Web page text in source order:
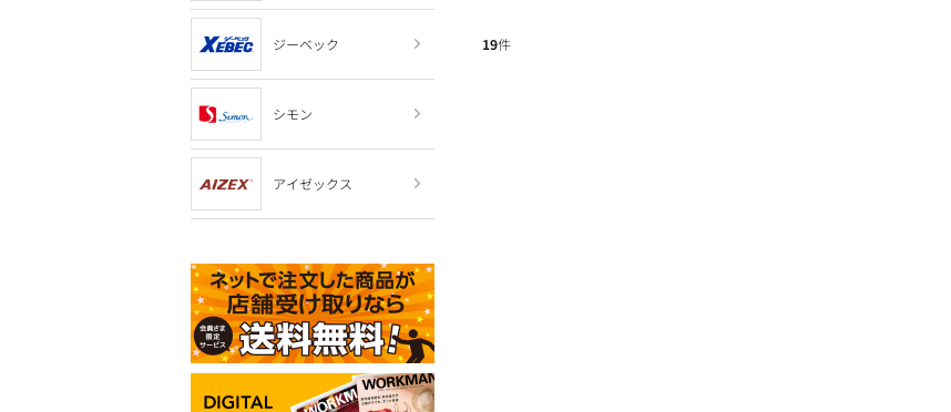
ジーベック
シモン
アイゼックス
19件